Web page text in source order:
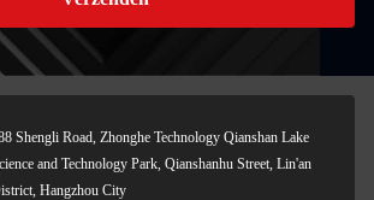
Shengli Road, Zhonghe Technology Qianshan Lake
and Technology Park, Qianshanhu Street, Lin'an
Hangzhou City